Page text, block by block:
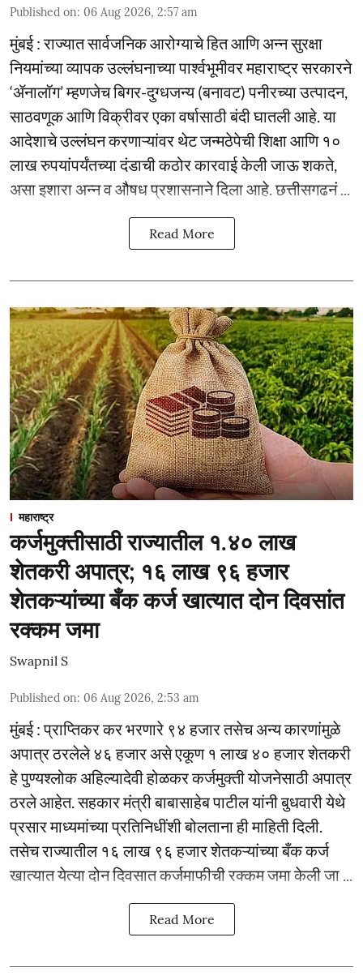
Published on: 06 Aug 2026, 2:57 am
मुंबई : राज्यात सार्वजनिक आरोग्याचे हित आणि अन्न सुरक्षा
नियमांच्या व्यापक उल्लंघनाच्या पार्श्वभूमीवर महाराष्ट्र सरकारने
‘ॲनालॉग’ म्हणजेच बिगर-दुग्धजन्य (बनावट) पनीरच्या उत्पादन,
साठवणूक आणि विक्रीवर एका वर्षासाठी बंदी घातली आहे. या
आदेशाचे उल्लंघन करणाऱ्यांवर थेट जन्मठेपेची शिक्षा आणि १०
लाख रुपयांपर्यंतच्या दंडाची कठोर कारवाई केली जाऊ शकते,
असा इशारा अन्न व औषध प्रशासनाने दिला आहे. छत्तीसगढनं ...
Read More
महाराष्ट्र
कर्जमुक्तीसाठी राज्यातील १.४० लाख
शेतकरी अपात्र; १६ लाख ९६ हजार
शेतकऱ्यांच्या बँक कर्ज खात्यात दोन दिवसांत
रक्कम जमा
Swapnil S
Published on: 06 Aug 2026, 2:53 am
मुंबई : प्राप्तिकर कर भरणारे ९४ हजार तसेच अन्य कारणांमुळे
अपात्र ठरलेले ४६ हजार असे एकूण १ लाख ४० हजार शेतकरी
हे पुण्यश्लोक अहिल्यादेवी होळकर कर्जमुक्ती योजनेसाठी अपात्र
ठरले आहेत. सहकार मंत्री बाबासाहेब पाटील यांनी बुधवारी येथे
प्रसार माध्यमांच्या प्रतिनिधींशी बोलताना ही माहिती दिली.
तसेच राज्यातील १६ लाख ९६ हजार शेतकऱ्यांच्या बँक कर्ज
खात्यात येत्या दोन दिवसात कर्जमाफीची रक्कम जमा केली जा ...
Read More